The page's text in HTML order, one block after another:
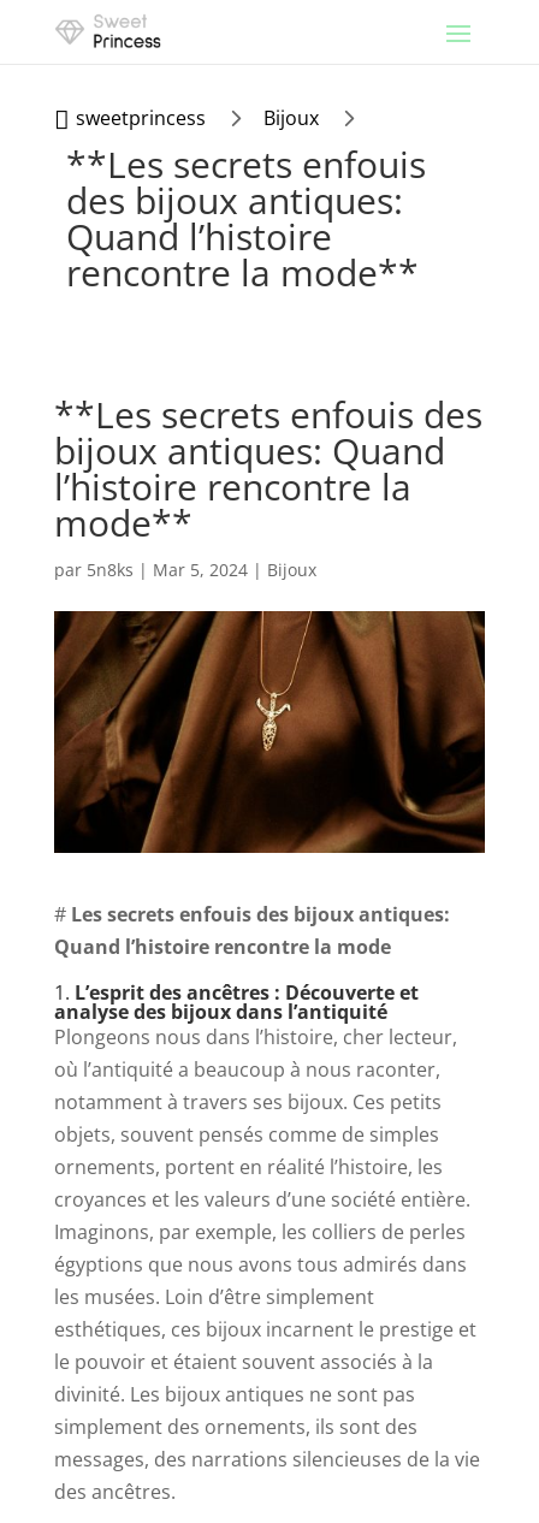
 sweetprincess 5 Bijoux 5
**Les secrets enfouis
des bijoux antiques:
Quand l’histoire
rencontre la mode**
**Les secrets enfouis des
bijoux antiques: Quand
l’histoire rencontre la
mode**
par 5n8ks | Mar 5, 2024| Bijoux
# Les secrets enfouis des bijoux antiques:
Quand l’histoire rencontre la mode
1. L’esprit des ancêtres : Découverte et
analyse des bijoux dans l’antiquité
Plongeons nous dans l’histoire, cher lecteur,
où l’antiquité a beaucoup à nous raconter,
notamment à travers ses bijoux. Ces petits
objets, souvent pensés comme de simples
ornements, portent en réalité l’histoire, les
croyances et les valeurs d’une société entière.
Imaginons, par exemple, les colliers de perles
égyptions que nous avons tous admirés dans
les musées. Loin d’être simplement
esthétiques, ces bijoux incarnent le prestige et
le pouvoir et étaient souvent associés à la
divinité. Les bijoux antiques ne sont pas
simplement des ornements, ils sont des
messages, des narrations silencieuses de la vie
des ancêtres.